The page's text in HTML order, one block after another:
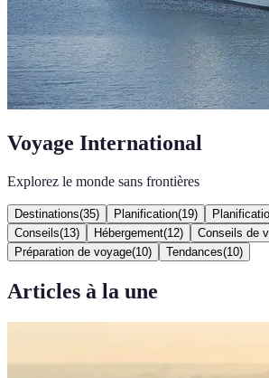
Voyage International
Explorez le monde sans frontières
Destinations(35) Planification(19)
Conseils(13) Hébergement(12) Conseils de
Préparation de voyage(10) Tendances(10)
Articles à la une